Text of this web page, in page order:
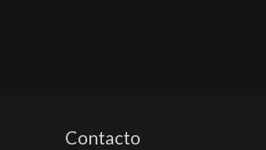
Contacto